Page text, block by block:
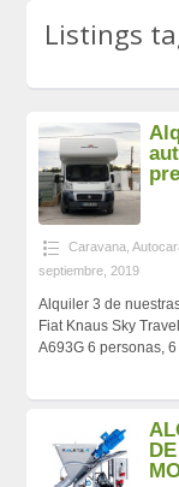
Listings
Caravana,
septiembre, 2019
Alquiler 3 de
Fiat Knaus Sky
A693G 6 personas,